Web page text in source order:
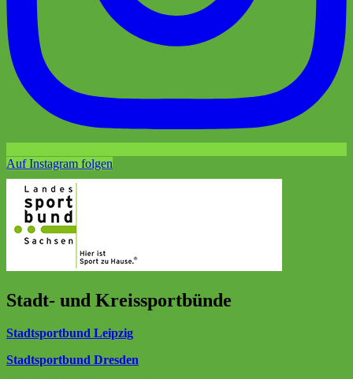
Auf Instagram folgen
Stadt- und Kreissportbünde
Stadtsportbund Leipzig
Stadtsportbund Dresden